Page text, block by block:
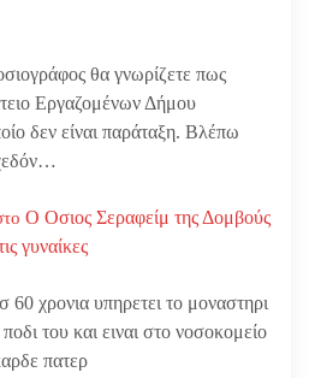
θα γνωρίζετε πως
Εργαζομένων Δήμου
δεν είναι παράταξη. Βλέπω
Ο Οσιος Σεραφείμ της Δομβούς
γυναίκες
60 χρονια υπηρετει το μοναστηρι
του και ειναι στο νοσοκομείο
πατερ